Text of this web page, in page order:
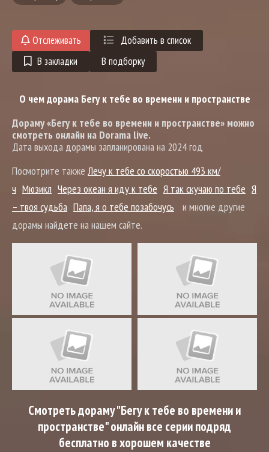
Отслеживать
Добавить в список
В закладки
В подборку
О чем дорама Бегу к тебе во времени и пространстве
Дораму «Бегу к тебе во времени и пространстве» можно
смотреть онлайн на Dorama live.
Дата выхода дорамы запланирована на 2024 год
Посмотрите также Лечу к тебе со скоростью 493 км/
ч Мюзикл Через океан я иду к тебе Я так скучаю по тебе Я
– твоя судьба Папа, я о тебе позабочусь
и многие другие
дорамы найдете на нашем сайте.
Смотреть дораму "Бегу к тебе во времени и
пространстве" онлайн все серии подряд
бесплатно в хорошем качестве